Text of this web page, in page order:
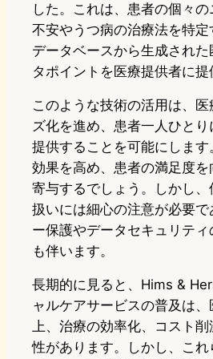
した。これは、患者の個々
不安やうつ病の治療法を特
データベースから生成され
タポイントを医療提供者に提
このような技術の活用は、
ズ化を進め、患者一人ひと
提供することを可能にしま
効果を高め、患者の満足度
寄与するでしょう。しかし、
扱いには細心の注意が必要
ー保護やデータセキュリテ
も伴います。
長期的に見ると、Hims &
ャルケアサービスの普及は
上、治療の効率化、コスト
性があります。しかし、こ